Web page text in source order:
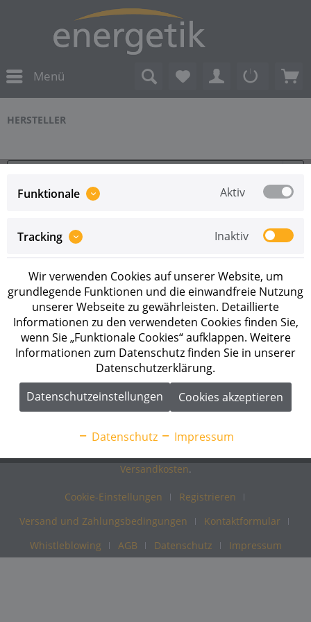
Menü
HERSTELLER
Service Hotline
Shop Service
Informationen
Energetik ist Ihr Systemanbieter, Fachgroßhandel und
Spezialist im Geschäftsfeld Photovoltaik und
Speicherlösungen. Wir freuen uns, Ihnen in unserem Online-
Shop viele Produkte von namhaften Herstellern anbieten zu
Versandkosten.
Cookie-Einstellungen
Registrieren
Versand und Zahlungsbedingungen
Kontaktformular
Whistleblowing
AGB Datenschutz Impressum
Funktionale Aktiv
Tracking Inaktiv
Wir verwenden Cookies auf unserer Website, um
grundlegende Funktionen und die einwandfreie Nutzung
unserer Webseite zu gewährleisten. Detaillierte
Informationen zu den verwendeten Cookies finden Sie,
wenn Sie „Funktionale Cookies“ aufklappen. Weitere
Informationen zum Datenschutz finden Sie in unserer
Datenschutzerklärung.
Datenschutzeinstellungen
Cookies akzeptieren
Datenschutz Impressum